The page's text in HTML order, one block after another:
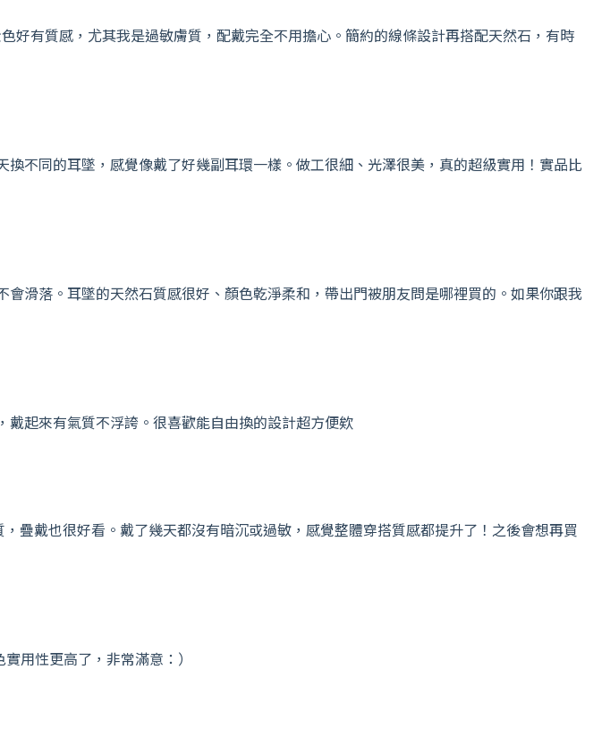
好有質感，尤其我是過敏膚質，配戴完全不用擔心。簡約的線條設計再搭配天然石，有時
不同的耳墜，感覺像戴了好幾副耳環一樣。做工很細、光澤很美，真的超級實用！實品比
滑落。耳墜的天然石質感很好、顏色乾淨柔和，帶出門被朋友問是哪裡買的。如果你跟我
起來有氣質不浮誇。很喜歡能自由換的設計超方便欸
疊戴也很好看。戴了幾天都沒有暗沉或過敏，感覺整體穿搭質感都提升了！之後會想再買
用性更高了，非常滿意：）